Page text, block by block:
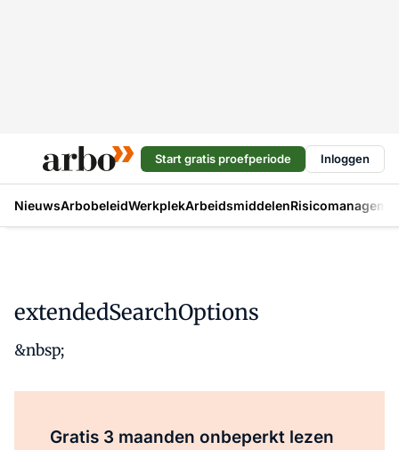
Start gratis proefperiode Inloggen
NieuwsArbobeleidWerkplekArbeidsmiddelen
extendedSearchOptions
&nbsp;
Gratis 3 maanden onbeperkt lezen